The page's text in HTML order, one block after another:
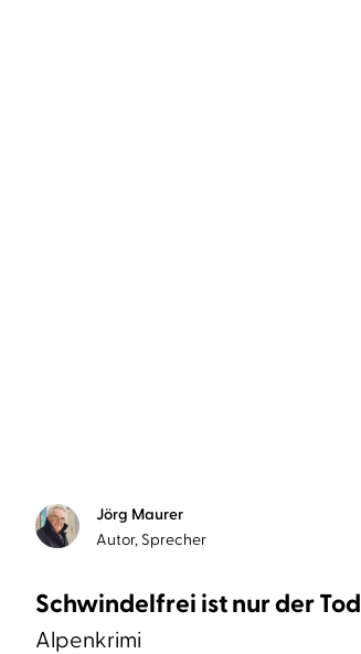
Jörg Maurer
Autor, Sprecher
Schwindelfrei ist nur der Tod
Alpenkrimi